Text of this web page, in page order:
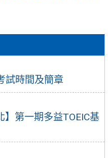
試時間及簡章
第一期多益TOEIC基